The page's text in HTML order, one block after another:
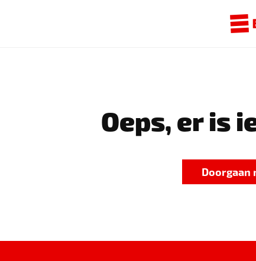
Oeps, er is
Doorgaan